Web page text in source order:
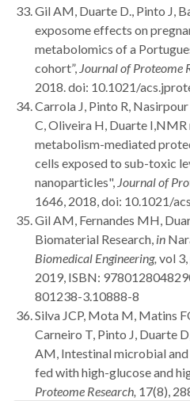
Gil AM, Duarte D., Pinto J,
exposome effects on
metabolomics of a
cohort”, Journal of Proteome
2018. doi: 10.1021/
Carrola J, Pinto R,
C, Oliveira H, Duarte
metabolism-mediated
cells exposed to sub-toxic
nanoparticles", Journal of
1646, 2018, doi: 10.1021/
Gil AM, Fernandes MH,
Biomaterial Research, in
Biomedical Engineering, vol
2019, ISBN:
801238-3.10888-8
Silva JCP, Mota M, Matins
Carneiro T, Pinto J, Duarte
AM, Intestinal microbial
fed with high-glucose and
Proteome Research, 17(8),